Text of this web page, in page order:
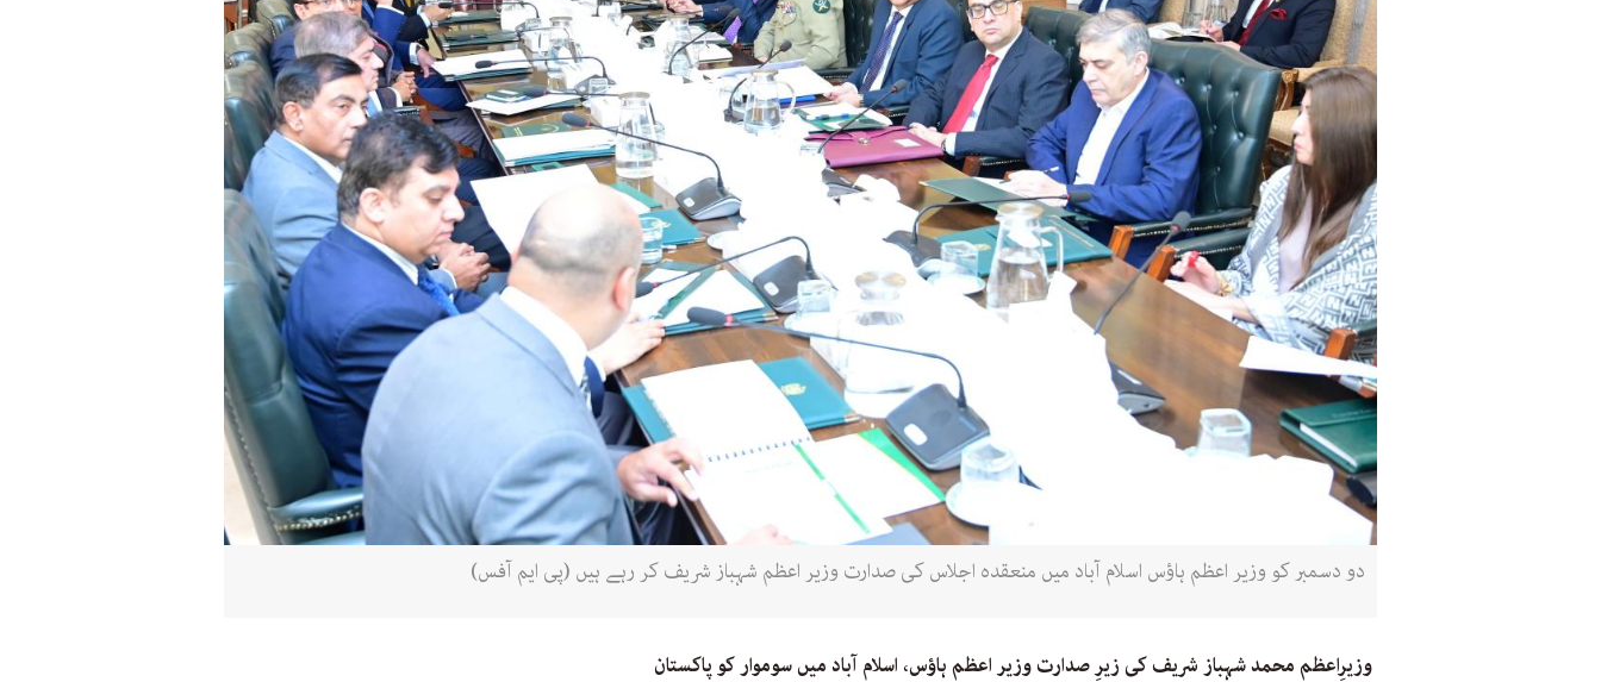
دو دسمبر کو وزیر اعظم ہاؤس اسلام آباد میں منعقدہ اجلاس کی صدارت وزیر اعظم شہباز شریف کر رہے ہیں (پی ایم آفس)
وزیرِاعظم محمد شہباز شریف کی زیرِ صدارت وزیر اعظم ہاؤس، اسلام آباد میں سوموار کو پاکستان